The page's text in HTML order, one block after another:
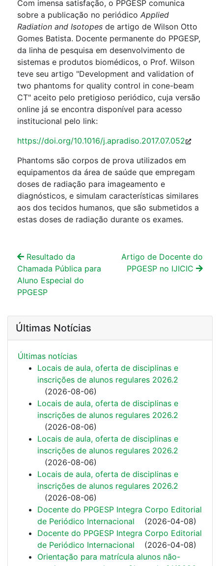
Com imensa satisfação, o PPGESP comunica
sobre a publicação no periódico Applied
Radiation and Isotopes de artigo de Wilson Otto
Gomes Batista. Docente permanente do PPGESP,
da linha de pesquisa em desenvolvimento de
sistemas e produtos biomédicos, o Prof. Wilson
teve seu artigo "Development and validation of
two phantoms for quality control in cone-beam
CT" aceito pelo pretigioso periódico, cuja versão
online já se encontra disponível para acesso
institucional pelo link:
https://doi.org/10.1016/j.apradiso.2017.07.052
Phantoms são corpos de prova utilizados em
equipamentos da área de saúde que empregam
doses de radiação para imageamento e
diagnósticos, e simulam características similares
aos dos tecidos humanos, que são submetidos a
estas doses de radiação durante os exames.
Resultado da
Chamada Pública para
Aluno Especial do
PPGESP
Artigo de Docente do
PPGESP no IJICIC
Últimas Notícias
Últimas notí­cias
Locais de aula, oferta de disciplinas e
inscrições de alunos regulares 2026.2
(2026-08-06)
Locais de aula, oferta de disciplinas e
inscrições de alunos regulares 2026.2
(2026-08-06)
Locais de aula, oferta de disciplinas e
inscrições de alunos regulares 2026.2
(2026-08-06)
Locais de aula, oferta de disciplinas e
inscrições de alunos regulares 2026.2
(2026-08-06)
Docente do PPGESP Integra Corpo Editorial
de Periódico Internacional
(2026-04-08)
Docente do PPGESP Integra Corpo Editorial
de Periódico Internacional
(2026-04-08)
Orientação para matrícula alunos não-